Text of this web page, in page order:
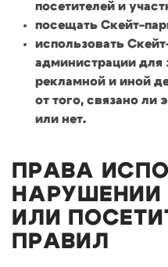
посетителей и
посещать Скейт-
использовать
администрации для
рекламной и иной
от того, связано ли
или нет.
ПРАВА
НАРУШЕНИИ
ИЛИ
ПРАВИЛ